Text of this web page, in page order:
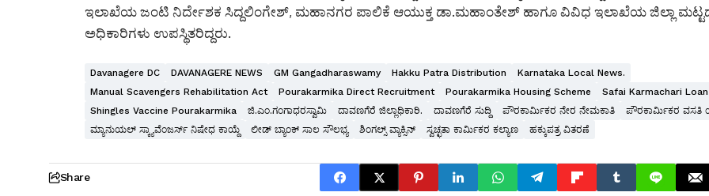
ಇಲಾಖೆಯ ಜಂಟಿ ನಿರ್ದೇಶಕ ಸಿದ್ದಲಿಂಗೇಶ್‌, ಮಹಾನಗರ ಪಾಲಿಕೆ ಆಯುಕ್ತ ಡಾ.ಮಹಾಂತೇಶ್‌ ಹಾಗೂ ವಿವಿಧ ಇಲಾಖೆಯ ಜಿಲ್ಲಾ
ಅಧಿಕಾರಿಗಳು ಉಪಸ್ಥಿತರಿದ್ದರು.
Davanagere DC DAVANAGERE NEWS GM Gangadharaswamy Hakku Patra Distribution
Karnataka Local News.
Manual Scavengers Rehabilitation Act
Pourakarmika Direct Recruitment Pourakarmika Housing Scheme
Safai Karmachari Loan
Shingles Vaccine Pourakarmika
ಜಿ.ಎಂ.ಗಂಗಾಧರಸ್ವಾಮಿ ದಾವಣಗೆರೆ ಜಿಲ್ಲಾಧಿಕಾರಿ. ದಾವಣಗೆರೆ ಸುದ್ದಿ ಪೌರಕಾರ್ಮಿಕರ ನೇರ ನೇಮಕಾತಿ
ಪೌರಕಾರ್ಮಿಕರ ವಸತಿ
ಮ್ಯಾನುಯಲ್ ಸ್ಕ್ಯಾವೆಂಜರ್ಸ್ ನಿಷೇಧ ಕಾಯ್ದೆ
ಲೀಡ್ ಬ್ಯಾಂಕ್ ಸಾಲ ಸೌಲಭ್ಯ ಶಿಂಗಲ್ಸ್ ವ್ಯಾಕ್ಸಿನ್ ಸ್ವಚ್ಛತಾ ಕಾರ್ಮಿಕರ ಕಲ್ಯಾಣ ಹಕ್ಕುಪತ್ರ ವಿತರಣೆ
Share